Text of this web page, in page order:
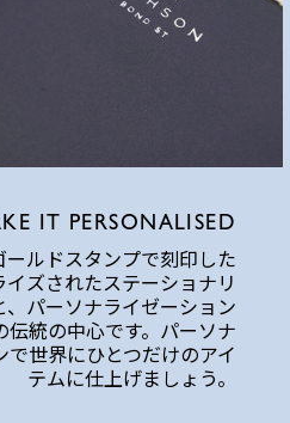
IT PERSONALISED
ールドスタンプで刻印した
イズされたステーショナリ
、パーソナライゼーション
伝統の中心です。パーソナ
で世界にひとつだけのアイ
テムに仕上げましょう。